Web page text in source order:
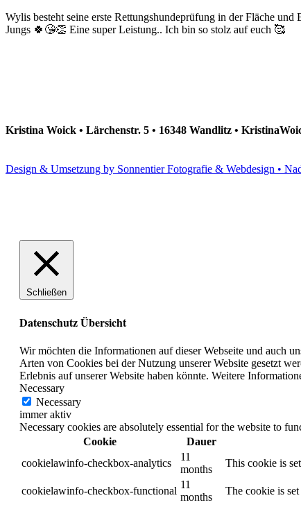
Wylis besteht seine erste Rettungshundeprüfung in der Fläche
Jungs 🍀😘👏 Eine super Leistung.. Ich bin so stolz auf euch 🥰
Kristina Woick • Lärchenstr. 5 • 16348 Wandlitz •
Design & Umsetzung by Sonnentier Fotografie & Webdesign •
Schließen
Datenschutz Übersicht
Wir möchten die Informationen auf dieser Webseite und auch
Arten von Cookies bei der Nutzung unserer Website gesetzt
Erlebnis auf unserer Website haben könnte. Weitere
Necessary
Necessary
immer aktiv
Necessary cookies are absolutely essential for the website to
Cookie
Dauer
cookielawinfo-checkbox-analytics
11
months
This cookie is
cookielawinfo-checkbox-functional
11
months
The cookie is